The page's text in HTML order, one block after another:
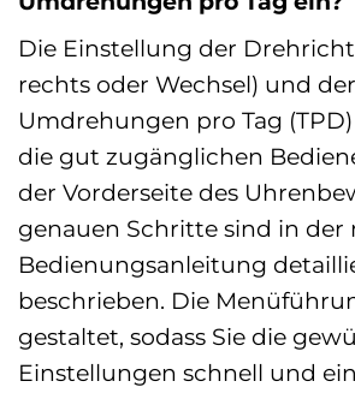
Die Einstellung der
rechts oder Wechsel) und der
Umdrehungen pro Tag
die gut zugänglichen
der Vorderseite des
genauen Schritte sind in der
Bedienungsanleitung
beschrieben. Die
gestaltet, sodass Sie die
Einstellungen schnell und